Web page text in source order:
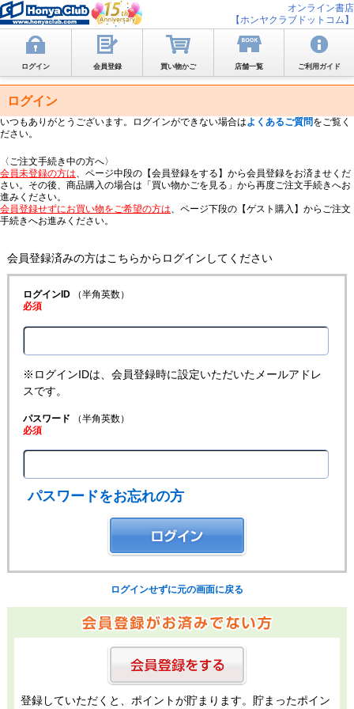
オンライン書店
【ホンヤクラブドットコム】
ログイン 会員登録 買い物かご 店舗一覧 ご利用ガイド
ログイン
いつもありがとうございます。ログインができない場合はよくあるご質問をご覧く
ださい。
〈ご注文手続き中の方へ〉
会員未登録の方は、ページ中段の【会員登録をする】から会員登録をお済ませくだ
さい。その後、商品購入の場合は「買い物かごを見る」から再度ご注文手続きへお
進みください。
会員登録せずにお買い物をご希望の方は、ページ下段の【ゲスト購入】からご注文
手続きへお進みください。
会員登録済みの方はこちらからログインしてください
ログインID（半角英数）
必須
※ログインIDは、会員登録時に設定いただいたメールアドレ
スです。
パスワード （半角英数）
必須
パスワードをお忘れの方
ログインせずに元の画面に戻る
登録していただくと、ポイントが貯まります。貯まったポイン